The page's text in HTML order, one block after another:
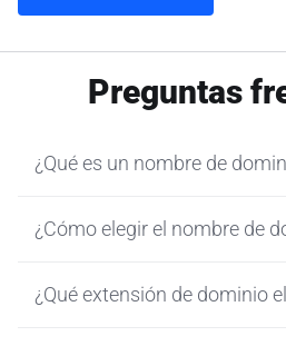
Preguntas
¿Qué es un nombre de
¿Cómo elegir el nombre de
¿Qué extensión de dominio